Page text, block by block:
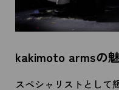
kakimoto armsの
スペシャリストとして